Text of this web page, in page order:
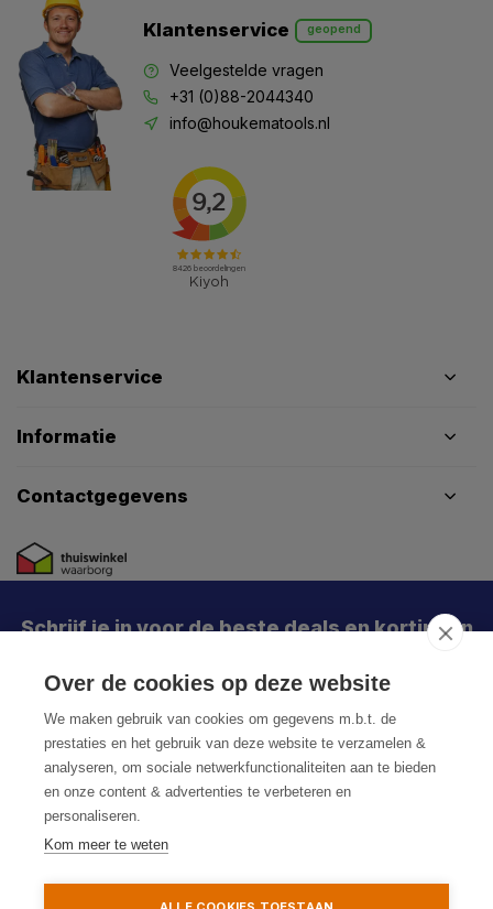
Klantenservice geopend
Veelgestelde vragen
+31 (0)88-2044340
info@houkematools.nl
Klantenservice
Informatie
Contactgegevens
Schrijf je in voor de beste deals en kortingen
Abonneer
© HoukemaTools
Meld je aan en mis geen enkele actie, aanbieding
of nieuwe deal meer. Én je krijgt direct €5 korting!
Over de cookies op deze website
We maken gebruik van cookies om gegevens m.b.t. de
prestaties en het gebruik van deze website te verzamelen &
analyseren, om sociale netwerkfunctionaliteiten aan te bieden
en onze content & advertenties te verbeteren en
personaliseren.
Kom meer te weten